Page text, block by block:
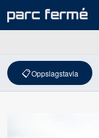
📋Oppslagstavla